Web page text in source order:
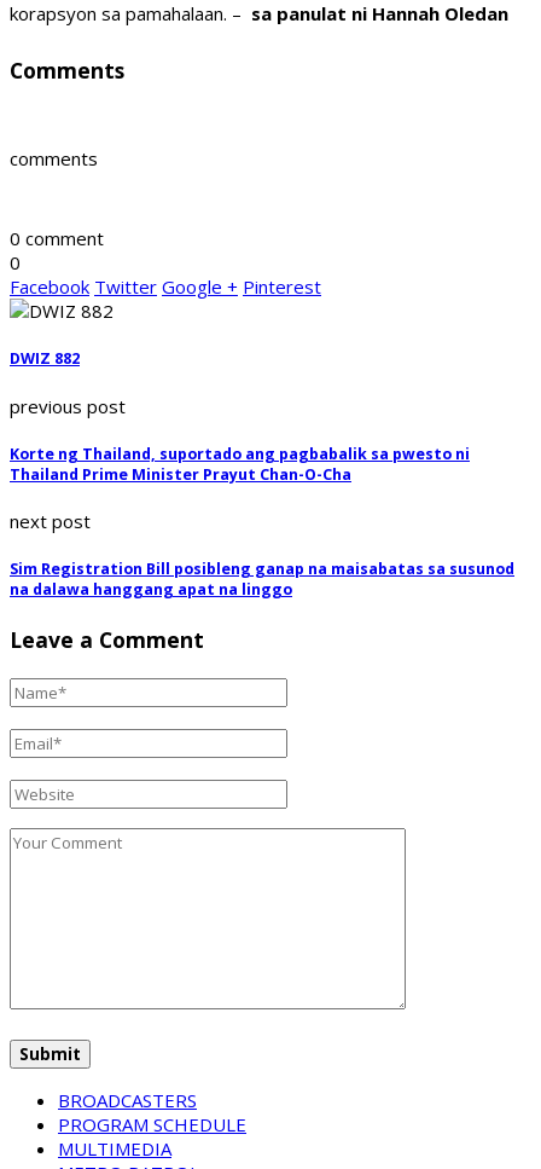
korapsyon sa pamahalaan. – sa panulat ni Hannah Oledan
Comments
comments
0 comment
0
Facebook Twitter Google + Pinterest
DWIZ 882
previous post
Korte ng Thailand, suportado ang pagbabalik sa pwesto ni
Thailand Prime Minister Prayut Chan-O-Cha
next post
Sim Registration Bill posibleng ganap na maisabatas sa susunod
na dalawa hanggang apat na linggo
Leave a Comment
BROADCASTERS
PROGRAM SCHEDULE
MULTIMEDIA